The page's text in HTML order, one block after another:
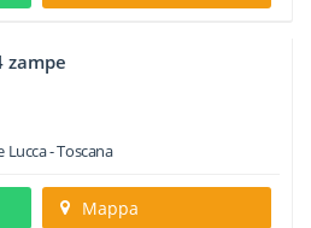
zampe
Lucca -Toscana
Mappa